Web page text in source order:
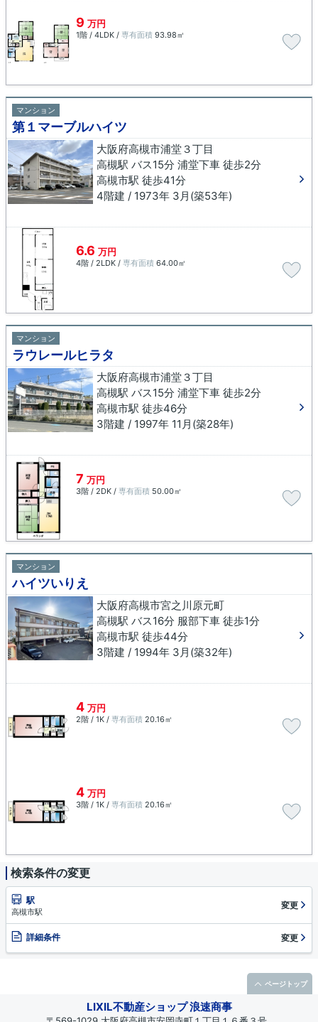
9 万円
1階 / 4LDK / 専有面積 93.98㎡
マンション
第１マーブルハイツ
大阪府高槻市浦堂３丁目
高槻駅 バス15分 浦堂下車 徒歩2分
高槻市駅 徒歩41分
4階建 / 1973年 3月(築53年)
6.6 万円
4階 / 2LDK / 専有面積 64.00㎡
マンション
ラウレールヒラタ
大阪府高槻市浦堂３丁目
高槻駅 バス15分 浦堂下車 徒歩2分
高槻市駅 徒歩46分
3階建 / 1997年 11月(築28年)
7 万円
3階 / 2DK / 専有面積 50.00㎡
マンション
ハイツいりえ
大阪府高槻市宮之川原元町
高槻駅 バス16分 服部下車 徒歩1分
高槻市駅 徒歩44分
3階建 / 1994年 3月(築32年)
4 万円
2階 / 1K / 専有面積 20.16㎡
4 万円
3階 / 1K / 専有面積 20.16㎡
検索条件の変更
駅
高槻市駅
変更
詳細条件 変更
LIXIL不動産ショップ 浪速商事
ページトップ